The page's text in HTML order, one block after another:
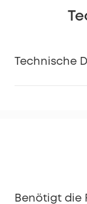
Technische
Benötigt die